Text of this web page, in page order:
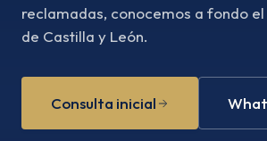
reclamadas, conocemos a fondo
de Castilla y León.
Consulta inicial